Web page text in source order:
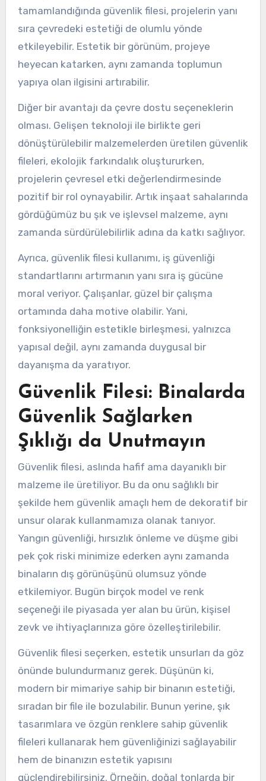
tamamlandığında güvenlik filesi, projelerin yanı
sıra çevredeki estetiği de olumlu yönde
etkileyebilir. Estetik bir görünüm, projeye
heyecan katarken, aynı zamanda toplumun
yapıya olan ilgisini artırabilir.
Diğer bir avantajı da çevre dostu seçeneklerin
olması. Gelişen teknoloji ile birlikte geri
dönüştürülebilir malzemelerden üretilen güvenlik
fileleri, ekolojik farkındalık oluştururken,
projelerin çevresel etki değerlendirmesinde
pozitif bir rol oynayabilir. Artık inşaat sahalarında
gördüğümüz bu şık ve işlevsel malzeme, aynı
zamanda sürdürülebilirlik adına da katkı sağlıyor.
Ayrıca, güvenlik filesi kullanımı, iş güvenliği
standartlarını artırmanın yanı sıra iş gücüne
moral veriyor. Çalışanlar, güzel bir çalışma
ortamında daha motive olabilir. Yani,
fonksiyonelliğin estetikle birleşmesi, yalnızca
yapısal değil, aynı zamanda duygusal bir
dayanışma da yaratıyor.
Güvenlik Filesi: Binalarda
Güvenlik Sağlarken
Şıklığı da Unutmayın
Güvenlik filesi, aslında hafif ama dayanıklı bir
malzeme ile üretiliyor. Bu da onu sağlıklı bir
şekilde hem güvenlik amaçlı hem de dekoratif bir
unsur olarak kullanmamıza olanak tanıyor.
Yangın güvenliği, hırsızlık önleme ve düşme gibi
pek çok riski minimize ederken aynı zamanda
binaların dış görünüşünü olumsuz yönde
etkilemiyor. Bugün birçok model ve renk
seçeneği ile piyasada yer alan bu ürün, kişisel
zevk ve ihtiyaçlarınıza göre özelleştirilebilir.
Güvenlik filesi seçerken, estetik unsurları da göz
önünde bulundurmanız gerek. Düşünün ki,
modern bir mimariye sahip bir binanın estetiği,
sıradan bir file ile bozulabilir. Bunun yerine, şık
tasarımlara ve özgün renklere sahip güvenlik
fileleri kullanarak hem güvenliğinizi sağlayabilir
hem de binanızın estetik yapısını
güçlendirebilirsiniz. Örneğin, doğal tonlarda bir